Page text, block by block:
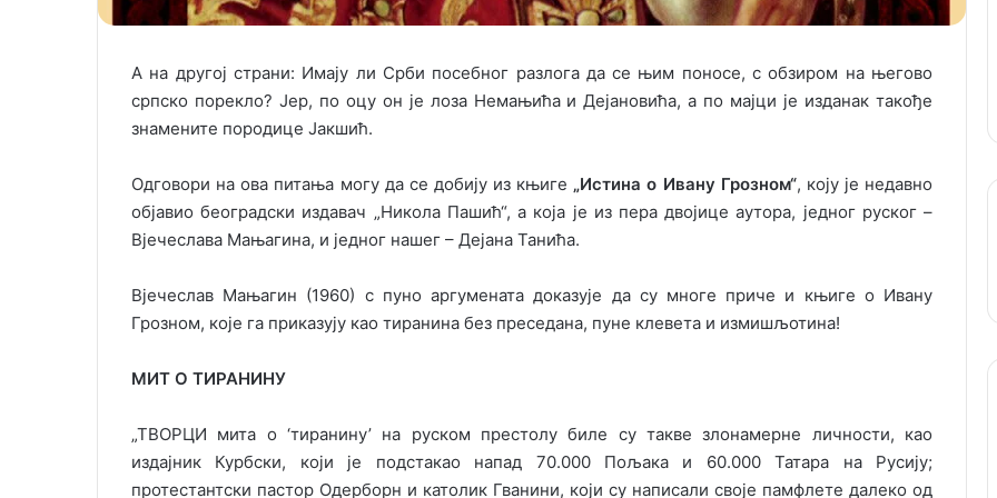
А на другој страни: Имају ли Срби посебног разлога да се њим поносе, с обзиром на његово
српско порекло? Јер, по оцу он је лоза Немањића и Дејановића, а по мајци је изданак такође
знамените породице Јакшић.
Одговори на ова питања могу да се добију из књиге „Истина о Ивану Грозном“, коју је недавно
објавио београдски издавач „Никола Пашић“, а која је из пера двојице аутора, једног руског –
Вјечеслава Мањагина, и једног нашег – Дејана Танића.
Вјечеслав Мањагин (1960) с пуно аргумената доказује да су многе приче и књиге о Ивану
Грозном, које га приказују као тиранина без преседана, пуне клевета и измишљотина!
МИТ О ТИРАНИНУ
„ТВОРЦИ мита о ‘тиранину’ на руском престолу биле су такве злонамерне личности, као
издајник Курбски, који је подстакао напад 70.000 Пољака и 60.000 Татара на Русију;
протестантски пастор Одерборн и католик Гванини, који су написали своје памфлете далеко од